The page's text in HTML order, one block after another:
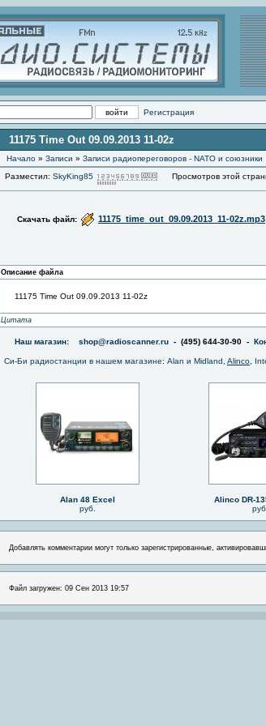
Регистрация
11175 Time Out 09.09.2013 11-02z
Начало » Записи » Записи радиопереговоров - NATO и союзники
Разместил: SkyKing85 Просмотров этой
Скачать файл: 11175_time_out_09.09.2013_11-02z.mp3
Описание файла
11175 Time Out 09.09.2013 11-02z
Цитата
Наш магазин: shop@radioscanner.ru - (495) 644-30-90 -
Си-Би радиостанции в нашем магазине: Alan и Midland Alinco
Alan 48 Excel
руб.
Alinco DR-
руб.
Добавлять комментарии могут только зарегистрированные,
Файл загружен: 09 Сен 2013 19:57